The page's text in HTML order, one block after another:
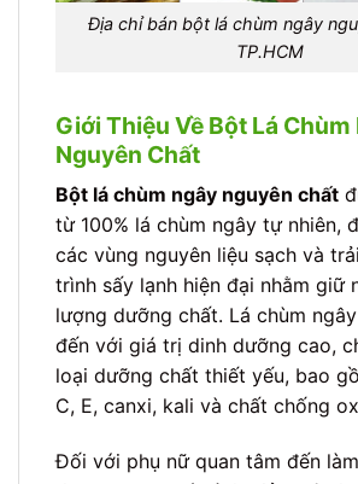
Địa chỉ bán bột lá chùm ngây
TP.HCM
Giới Thiệu Về Bột Lá Chùm
Nguyên Chất
Bột lá chùm ngây nguyên chất
từ 100% lá chùm ngây tự nhiên,
các vùng nguyên liệu sạch và
trình sấy lạnh hiện đại nhằm giữ
lượng dưỡng chất. Lá chùm
đến với giá trị dinh dưỡng cao,
loại dưỡng chất thiết yếu, bao
C, E, canxi, kali và chất chống
Đối với phụ nữ quan tâm đến